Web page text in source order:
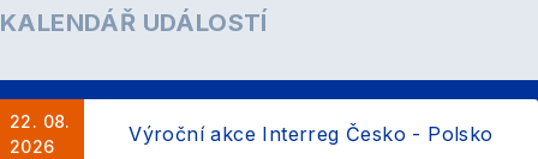
KALENDÁŘ UDÁLOSTÍ
22. 08.
2026
Výroční akce Interreg Česko - Polsko